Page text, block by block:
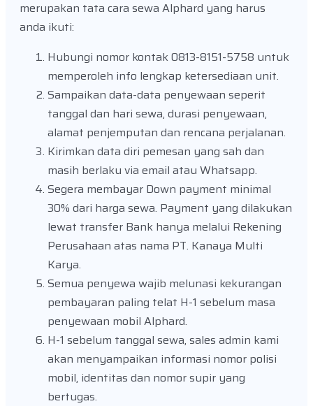
merupakan tata cara sewa Alphard yang harus
anda ikuti:
Hubungi nomor kontak 0813-8151-5758 untuk
memperoleh info lengkap ketersediaan unit.
Sampaikan data-data penyewaan seperit
tanggal dan hari sewa, durasi penyewaan,
alamat penjemputan dan rencana perjalanan.
Kirimkan data diri pemesan yang sah dan
masih berlaku via email atau Whatsapp.
Segera membayar Down payment minimal
30% dari harga sewa. Payment yang dilakukan
lewat transfer Bank hanya melalui Rekening
Perusahaan atas nama PT. Kanaya Multi
Karya.
Semua penyewa wajib melunasi kekurangan
pembayaran paling telat H-1 sebelum masa
penyewaan mobil Alphard.
H-1 sebelum tanggal sewa, sales admin kami
akan menyampaikan informasi nomor polisi
mobil, identitas dan nomor supir yang
bertugas.